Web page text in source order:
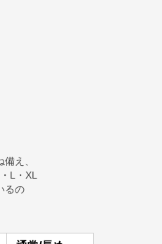
え、
L・XL
るの